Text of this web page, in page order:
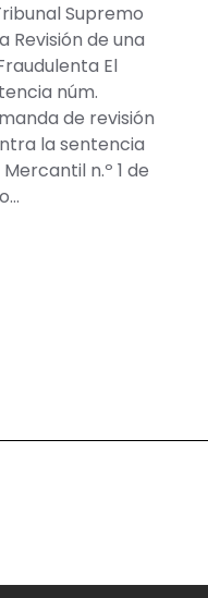
Supremo
Revisión de una
El
núm.
de revisión
la sentencia
n.º 1 de